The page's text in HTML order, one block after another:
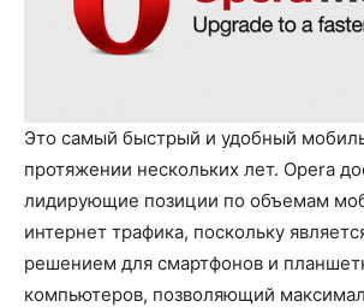
Это самый быстрый и удобный
протяжении нескольких лет. Opera
лидирующие позиции по объемам
интернет трафика, поскольку
решением для смартфонов и
компьютеров, позволяющий